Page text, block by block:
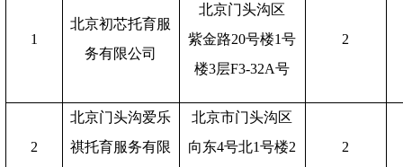
1
北京初芯托育服
务有限公司
北京门头沟区
紫金路20号楼1号
楼3层F3-32A号
2
2
北京门头沟爱乐
祺托育服务有限
北京市门头沟区
向东4号北1号楼2
2